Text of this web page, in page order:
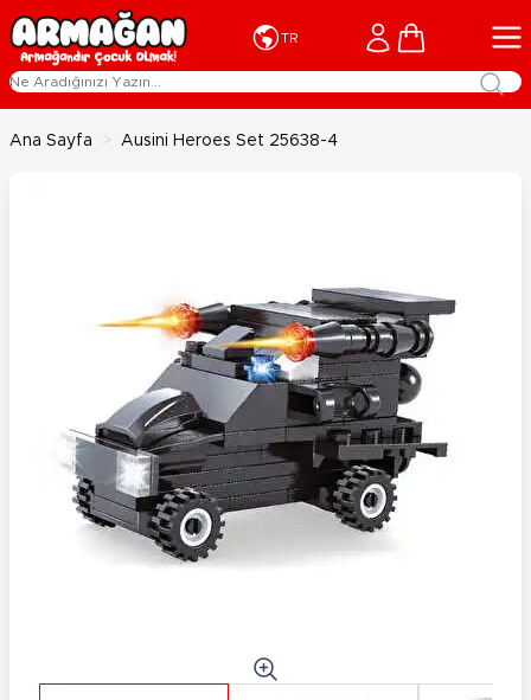
İçeriğe geç
TR Cart
Ana Sayfa > Ausini Heroes Set 25638-4